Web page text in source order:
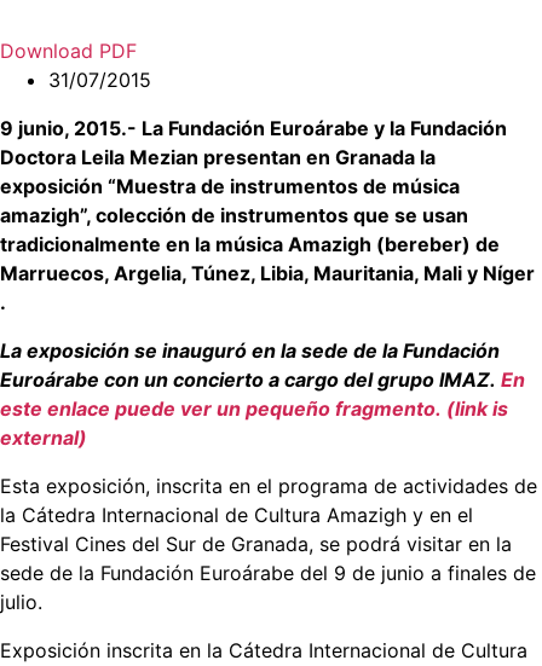
Download PDF
31/07/2015
9 junio, 2015.- La Fundación Euroárabe y la Fundación
Doctora Leila Mezian presentan en Granada la
exposición “Muestra de instrumentos de música
amazigh”, colección de instrumentos que se usan
tradicionalmente en la música Amazigh (bereber) de
Marruecos, Argelia, Túnez, Libia, Mauritania, Mali y Níger
.
La exposición se inauguró en la sede de la Fundación
Euroárabe con un concierto a cargo del grupo IMAZ. En
este enlace puede ver un pequeño fragmento. (link is
external)
Esta exposición, inscrita en el programa de actividades de
la Cátedra Internacional de Cultura Amazigh y en el
Festival Cines del Sur de Granada, se podrá visitar en la
sede de la Fundación Euroárabe del 9 de junio a finales de
julio.
Exposición inscrita en la Cátedra Internacional de Cultura